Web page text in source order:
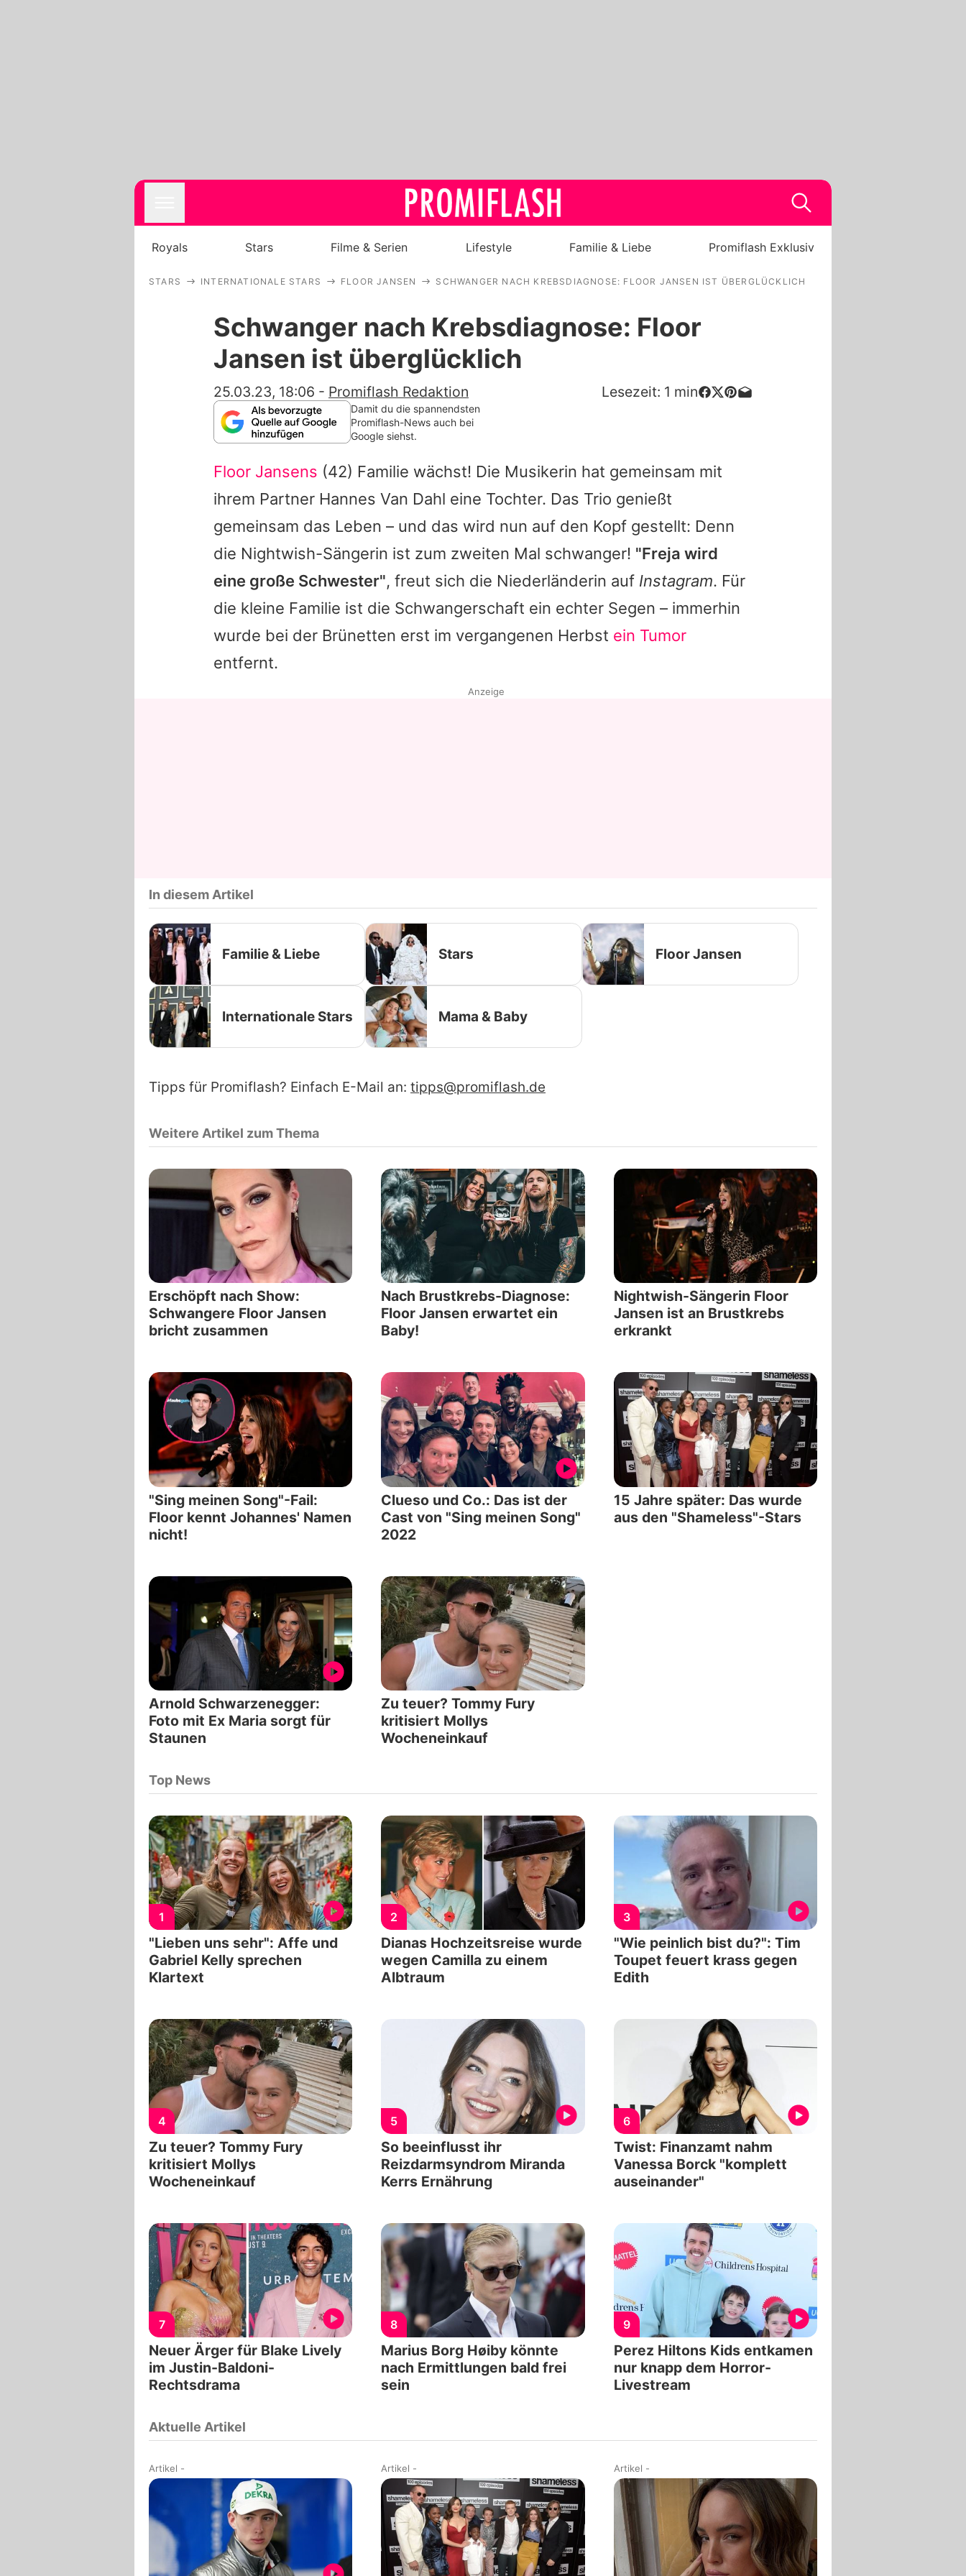
Royals
Stars
Filme & Serien
Familie & Liebe
App runterladen
Team
Redaktionelle Richtlinien
Impressum
Nutzungsbedingungen
Royals Stars Filme & Serien Lifestyle Familie & Liebe Promiflash Exklusiv
STARS INTERNATIONALE STARS FLOOR JANSEN SCHWANGER NACH KREBSDIAGNOSE: FLOOR JANSEN IST ÜBERGLÜCKLICH
Schwanger nach Krebsdiagnose: Floor
Jansen ist überglücklich
25.03.23, 18:06 - Promiflash Redaktion Lesezeit: 1 min
Damit du die spannendsten
Promiflash-News auch bei
Google siehst.
Floor Jansens (42) Familie wächst! Die Musikerin hat gemeinsam mit
ihrem Partner Hannes Van Dahl eine Tochter. Das Trio genießt
gemeinsam das Leben – und das wird nun auf den Kopf gestellt: Denn
die Nightwish-Sängerin ist zum zweiten Mal schwanger! "Freja wird
eine große Schwester", freut sich die Niederländerin auf Instagram. Für
die kleine Familie ist die Schwangerschaft ein echter Segen – immerhin
wurde bei der Brünetten erst im vergangenen Herbst ein Tumor
entfernt.
Anzeige
In diesem Artikel
Familie & Liebe Stars Floor Jansen
Internationale Stars Mama & Baby
Tipps für Promiflash? Einfach E-Mail an: tipps@promiflash.de
Weitere Artikel zum Thema
Erschöpft nach Show:
Schwangere Floor Jansen
bricht zusammen
Nach Brustkrebs-Diagnose:
Floor Jansen erwartet ein
Baby!
Nightwish-Sängerin Floor
Jansen ist an Brustkrebs
erkrankt
"Sing meinen Song"-Fail:
Floor kennt Johannes' Namen
nicht!
Clueso und Co.: Das ist der
Cast von "Sing meinen Song"
2022
15 Jahre später: Das wurde
aus den "Shameless"-Stars
Arnold Schwarzenegger:
Foto mit Ex Maria sorgt für
Staunen
Zu teuer? Tommy Fury
kritisiert Mollys
Wocheneinkauf
Top News
1
"Lieben uns sehr": Affe und
Gabriel Kelly sprechen
Klartext
2
Dianas Hochzeitsreise wurde
wegen Camilla zu einem
Albtraum
3
"Wie peinlich bist du?": Tim
Toupet feuert krass gegen
Edith
4
Zu teuer? Tommy Fury
kritisiert Mollys
Wocheneinkauf
5
So beeinflusst ihr
Reizdarmsyndrom Miranda
Kerrs Ernährung
6
Twist: Finanzamt nahm
Vanessa Borck "komplett
auseinander"
7
Neuer Ärger für Blake Lively
im Justin-Baldoni-
Rechtsdrama
8
Marius Borg Høiby könnte
nach Ermittlungen bald frei
sein
9
Perez Hiltons Kids entkamen
nur knapp dem Horror-
Livestream
Aktuelle Artikel
Artikel - Artikel - Artikel -